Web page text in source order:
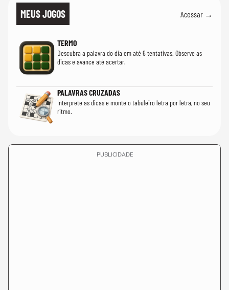
MEUS JOGOS Acessar →
TERMO
Descubra a palavra do dia em até 6 tentativas. Observe as
dicas e avance até acertar.
PALAVRAS CRUZADAS
Interprete as dicas e monte o tabuleiro letra por letra, no seu
ritmo.
PUBLICIDADE